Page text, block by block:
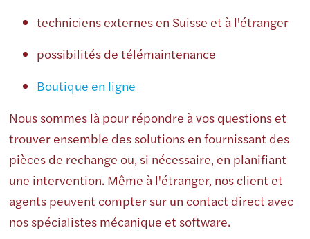
techniciens externes en Suisse et à l'étranger
possibilités de télémaintenance
Boutique en ligne
Nous sommes là pour répondre à vos questions et
trouver ensemble des solutions en fournissant des
pièces de rechange ou, si nécessaire, en planifiant
une intervention. Même à l'étranger, nos client et
agents peuvent compter sur un contact direct avec
nos spécialistes mécanique et software.